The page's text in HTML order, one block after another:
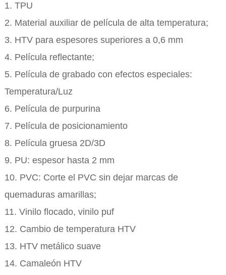
1. TPU
2. Material auxiliar de película de alta temperatura;
3. HTV para espesores superiores a 0,6 mm
4. Película reflectante;
5. Película de grabado con efectos especiales:
Temperatura/Luz
6. Película de purpurina
7. Película de posicionamiento
8. Película gruesa 2D/3D
9. PU: espesor hasta 2 mm
10. PVC: Corte el PVC sin dejar marcas de
quemaduras amarillas;
11. Vinilo flocado, vinilo puf
12. Cambio de temperatura HTV
13. HTV metálico suave
14. Camaleón HTV